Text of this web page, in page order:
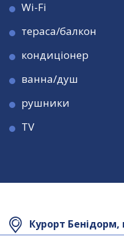
Wi-Fi
тераса/балкон
кондиціонер
ванна/душ
рушники
TV
Курорт Бенідорм,